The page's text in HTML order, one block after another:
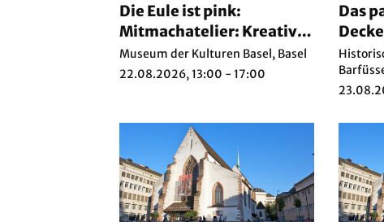
Die Eule ist pink:
Mitmachatelier: Kreativ-
Box mit Betreuung
Museum der Kulturen Basel, Basel
22.08.2026, 13:00 - 17:00
Das